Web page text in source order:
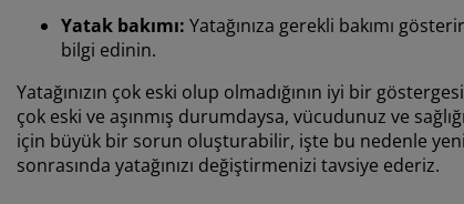
Yatak bakımı: Yatağınıza gerekli bakımı
bilgi edinin.
Yatağınızın çok eski olup olmadığının iyi bir
çok eski ve aşınmış durumdaysa, vücudunuz ve
için büyük bir sorun oluşturabilir, işte bu nedenle
sonrasında yatağınızı değiştirmenizi tavsiye ederiz.